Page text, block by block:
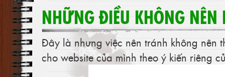
NHỮNG ĐIỀU KHÔNG NÊN
Đây là nhưng việc nên tránh không nên
cho website của mình theo ý kiến riêng